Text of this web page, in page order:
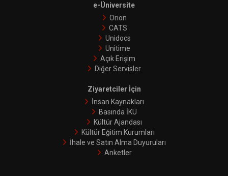
e-Üniversite
Orion
CATS
Unidocs
Unitime
Açık Erişim
Diğer Servisler
Ziyaretciler İçin
İnsan Kaynakları
Basında İKÜ
Kültür Ajandası
Kültür Eğitim Kurumları
İhale ve Satın Alma Duyuruları
Anketler